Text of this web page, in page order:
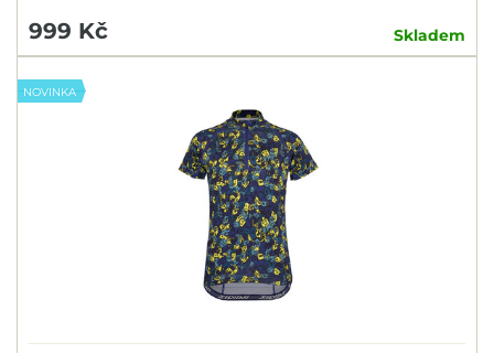
999 Kč Skladem
NOVINKA